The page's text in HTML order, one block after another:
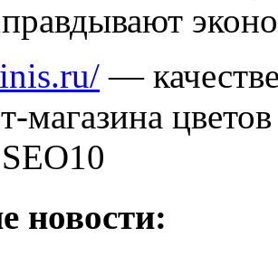
—
магазина
новости: